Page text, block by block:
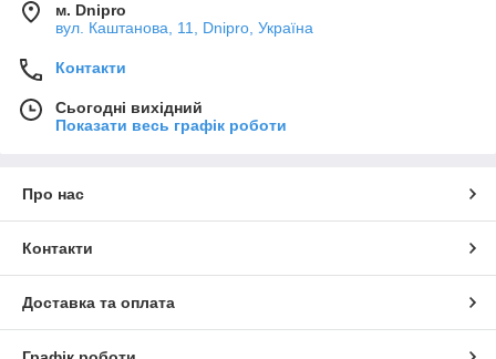
м. Dnipro
вул. Каштанова, 11, Dnipro, Україна
Контакти
Сьогодні вихідний
Показати весь графік роботи
Про нас
Контакти
Доставка та оплата